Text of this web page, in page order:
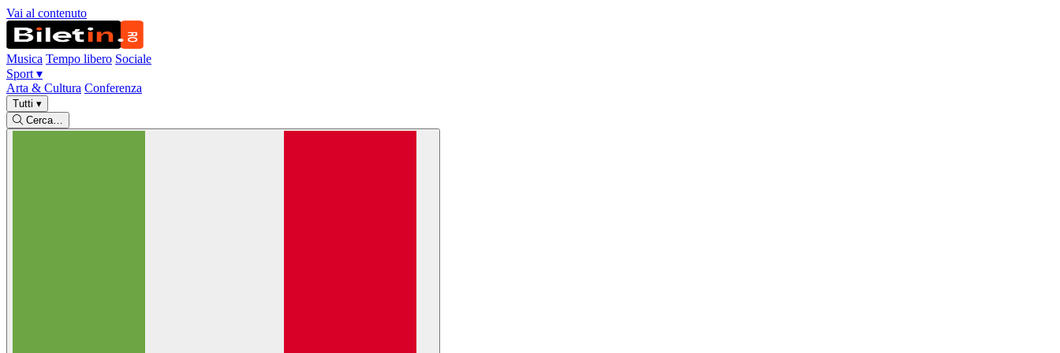
Vai al contenuto
Musica Tempo libero Sociale
Sport ▾
Arta & Cultura Conferenza
Tutti ▾
Cerca…